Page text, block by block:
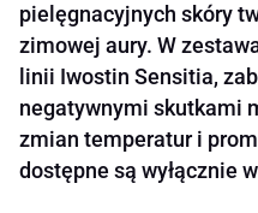
pielęgnacyjnych skóry
zimowej aury. W
linii Iwostin Sensitia,
negatywnymi skutkami
zmian temperatur i
dostępne są wyłącznie